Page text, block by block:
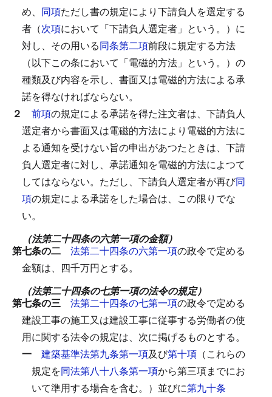
め、 同項ただし書の規定により下請負人を選定する
者（次項において「下請負人選定者」という。）に
対し、その用いる同条第二項前段に規定する方法
（以下この条において「電磁的方法」という。）の
種類及び内容を示し、書面又は電磁的方法による承
諾を得なければならない。
２ 前項の規定による承諾を得た注文者は、下請負人
選定者から書面又は電磁的方法により電磁的方法に
よる通知を受けない旨の申出があつたときは、下請
負人選定者に対し、承諾通知を電磁的方法によつて
してはならない。 ただし、下請負人選定者が再び同
項の規定による承諾をした場合は、この限りでな
い。
（法第二十四条の六第一項の金額）
第七条の二 法第二十四条の六第一項の政令で定める
金額は、四千万円とする。
（法第二十四条の七第一項の法令の規定）
第七条の三 法第二十四条の七第一項の政令で定める
建設工事の施工又は建設工事に従事する労働者の使
用に関する法令の規定は、次に掲げるものとする。
一 建築基準法第九条第一項及び第十項 （これらの
規定を同法第八十八条第一項から第三項までにお
いて準用する場合を含む。）並びに第九十条